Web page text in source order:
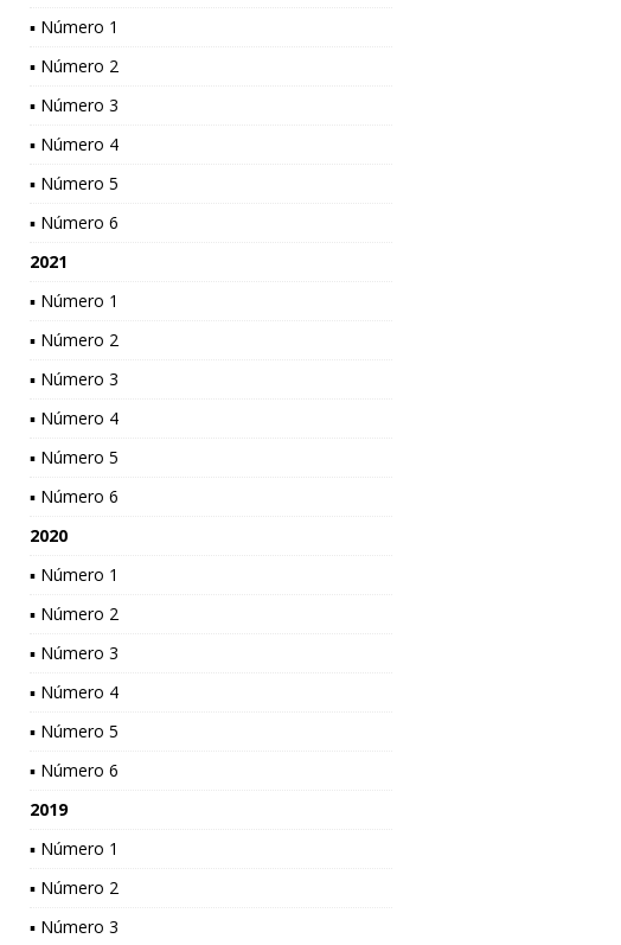
▪ Número 1
▪ Número 2
▪ Número 3
▪ Número 4
▪ Número 5
▪ Número 6
2021
▪ Número 1
▪ Número 2
▪ Número 3
▪ Número 4
▪ Número 5
▪ Número 6
2020
▪ Número 1
▪ Número 2
▪ Número 3
▪ Número 4
▪ Número 5
▪ Número 6
2019
▪ Número 1
▪ Número 2
▪ Número 3